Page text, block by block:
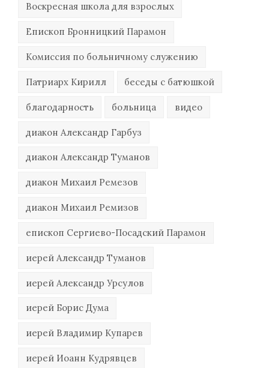
Воскресная школа для взрослых
Епископ Бронницкий Парамон
Комиссия по больничному служению
Патриарх Кирилл беседы с батюшкой
благодарность больница видео
диакон Александр Гарбуз
диакон Александр Туманов
диакон Михаил Ремезов
диакон Михаил Ремизов
епископ Сергиево-Посадский Парамон
иерей Александр Туманов
иерей Александр Урсулов
иерей Борис Дума
иерей Владимир Купарев
иерей Иоанн Кудрявцев